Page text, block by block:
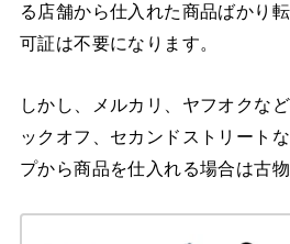
る店舗から仕入れた商品ばかり
可証は不要になります。
しかし、メルカリ、ヤフオクな
ックオフ、セカンドストリート
プから商品を仕入れる場合は古